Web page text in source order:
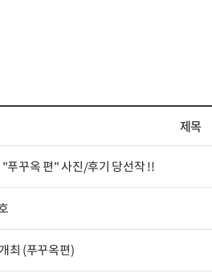
제목
아인벨롭 콘테스트] "푸꾸옥 편" 사진/후기 당선작 !!
최 (푸꾸옥편)